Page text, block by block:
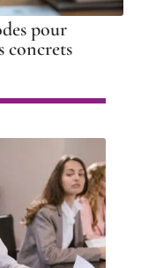
pour
concrets